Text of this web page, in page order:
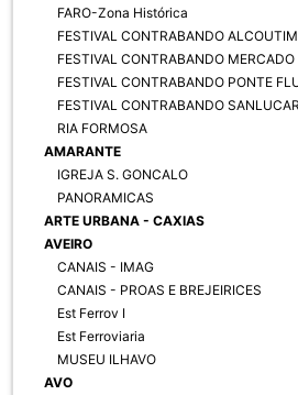
FARO-Zona Histórica
FESTIVAL CONTRABANDO ALCOUTIM
FESTIVAL CONTRABANDO MERCADO
FESTIVAL CONTRABANDO PONTE
FESTIVAL CONTRABANDO SANLUCAR
RIA FORMOSA
AMARANTE
IGREJA S. GONCALO
PANORAMICAS
ARTE URBANA - CAXIAS
AVEIRO
CANAIS - IMAG
CANAIS - PROAS E BREJEIRICES
Est Ferrov I
Est Ferroviaria
MUSEU ILHAVO
AVO